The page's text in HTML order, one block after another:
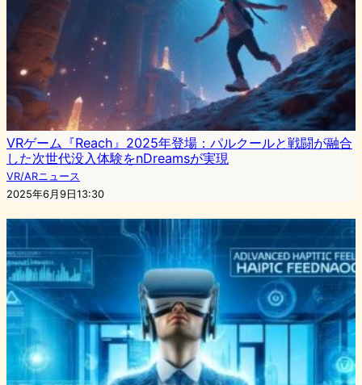
VRゲーム『Reach』2025年登場：パルクールと戦闘が融合
した次世代没入体験をnDreamsが実現
VR/ARニュース
2025年6月9日13:30